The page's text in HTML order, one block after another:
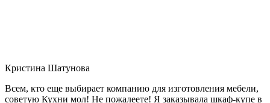
Кристина Шатунова
Всем, кто еще выбирает компанию для изготовления мебели,
советую Кухни мол! Не пожалеете! Я заказывала шкаф-купе в